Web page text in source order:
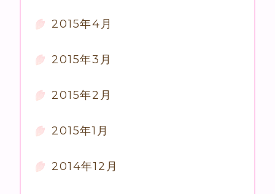
2015年4月
2015年3月
2015年2月
2015年1月
2014年12月